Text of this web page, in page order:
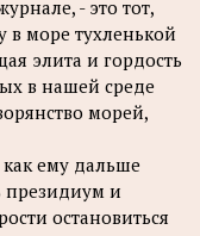
- это тот,
в море тухленькой
элита и гордость
в нашей среде
морей,
ему дальше
президиум и
остановиться